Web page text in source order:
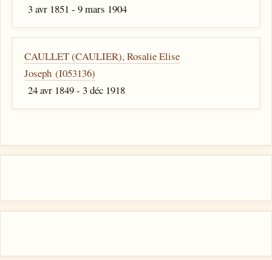
3 avr 1851 - 9 mars 1904
CAULLET (CAULIER), Rosalie Elise
Joseph (I053136)
24 avr 1849 - 3 déc 1918